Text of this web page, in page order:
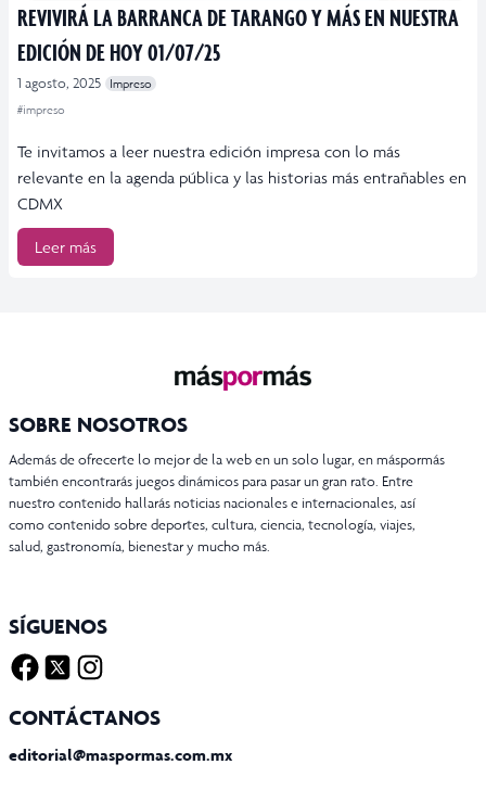
REVIVIRÁ LA BARRANCA DE TARANGO Y MÁS EN NUESTRA
EDICIÓN DE HOY 01/07/25
1 agosto, 2025
Impreso
#impreso
Te invitamos a leer nuestra edición impresa con lo más
relevante en la agenda pública y las historias más entrañables en
CDMX
Leer más
SOBRE NOSOTROS
Además de ofrecerte lo mejor de la web en un solo lugar, en máspormás
también encontrarás juegos dinámicos para pasar un gran rato. Entre
nuestro contenido hallarás noticias nacionales e internacionales, así
como contenido sobre deportes, cultura, ciencia, tecnología, viajes,
salud, gastronomía, bienestar y mucho más.
SÍGUENOS
CONTÁCTANOS
editorial@maspormas.com.mx